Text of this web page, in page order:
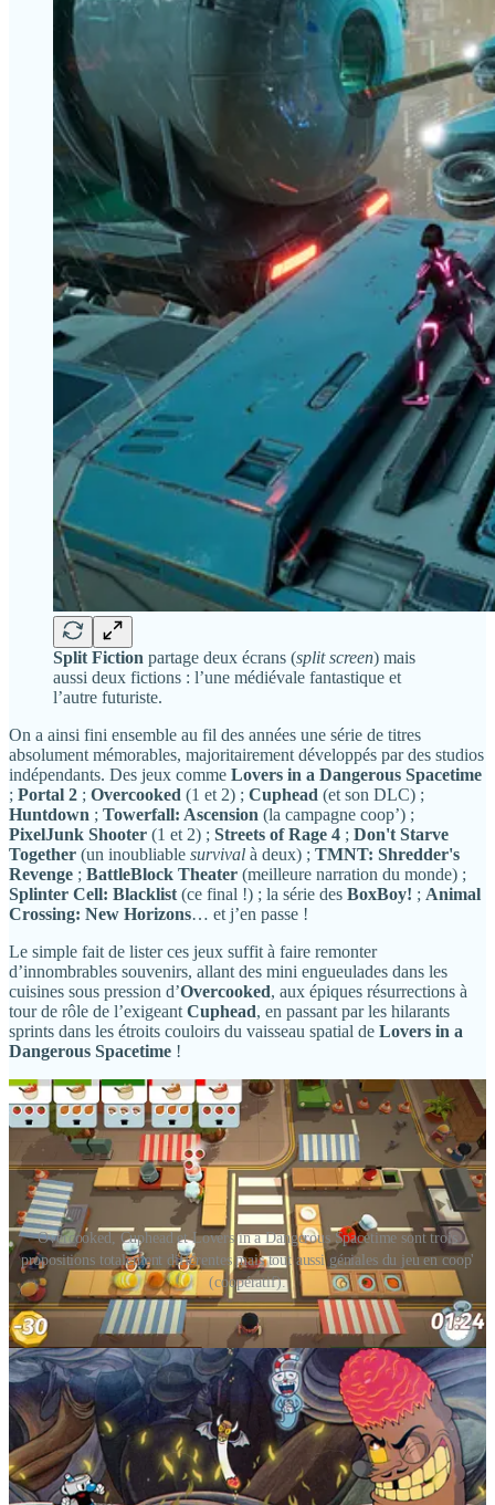
Split Fiction partage deux écrans (split screen) mais
aussi deux fictions : l’une médiévale fantastique et
l’autre futuriste.
On a ainsi fini ensemble au fil des années une série de titres
absolument mémorables, majoritairement développés par des studios
indépendants. Des jeux comme Lovers in a Dangerous Spacetime
; Portal 2 ; Overcooked (1 et 2) ; Cuphead (et son DLC) ;
Huntdown ; Towerfall: Ascension (la campagne coop’) ;
PixelJunk Shooter (1 et 2) ; Streets of Rage 4 ; Don't Starve
Together (un inoubliable survival à deux) ; TMNT: Shredder's
Revenge ; BattleBlock Theater (meilleure narration du monde) ;
Splinter Cell: Blacklist (ce final !) ; la série des BoxBoy! ; Animal
Crossing: New Horizons… et j’en passe !
Le simple fait de lister ces jeux suffit à faire remonter
d’innombrables souvenirs, allant des mini engueulades dans les
cuisines sous pression d’Overcooked, aux épiques résurrections à
tour de rôle de l’exigeant Cuphead, en passant par les hilarants
sprints dans les étroits couloirs du vaisseau spatial de Lovers in a
Dangerous Spacetime !
Overcooked, Cuphead et Lovers in a Dangerous Spacetime sont trois
propositions totalement différentes mais tout aussi géniales du jeu en coop'
(coopératif).
Autant vous dire que l’on s’est vite intéressés aux productions
du studio Hazelight, qui prône depuis sa création en 2014 une
approche 100% coopérative (pas de solo !), en écran partagé,
avec en bonus l’ambition de raconter une histoire que n’aurait
pas renié le grand écran.
Ce qui s’explique par le fait que le directeur créatif et fondateur du